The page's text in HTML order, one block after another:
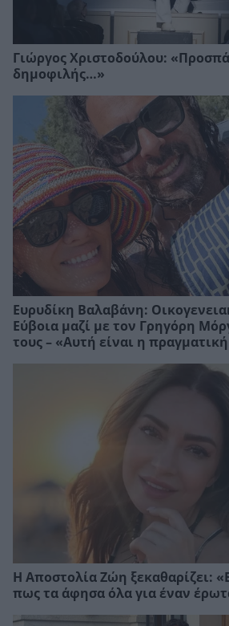
Γιώργος Χριστοδούλου:
δημοφιλής…»
Ευρυδίκη Βαλαβάνη:
Εύβοια μαζί με τον Γρηγόρη
τους – «Αυτή είναι η
Η Αποστολία Ζώη ξεκαθαρίζει:
πως τα άφησα όλα για έναν